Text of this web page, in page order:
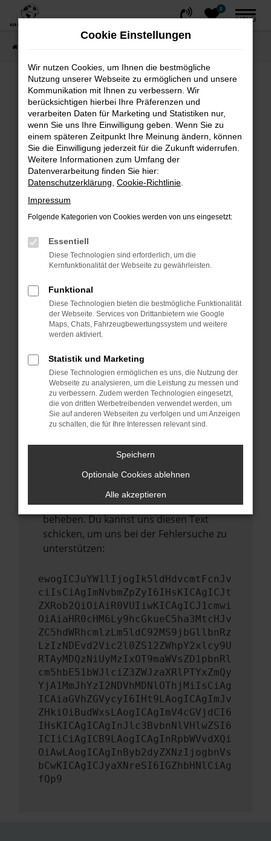
Zum
springen
0
MENÜ
Fehler: Network Error
Beim Laden ist ein Fehler aufgetreten.
Hier sind ein paar Tipps, die dir helfen können:
Überprüfe deine Firewall und deine
Internetverbindung.
Laden andere Webseiten, zum Beispiel
Prüfe deine Browsererweiterungen.
können das Laden bestimmter Seiten
verhindern. Funktioniert die Seite in einem
anderen Browser oder in einem privaten
Fenster?
Starte dein Gerät neu.
Das kann manchmal helfen,
vorübergehende Probleme zu beheben.
Stelle sicher, dass dein Browser und dein
Betriebssystem auf dem neuesten Stand
sind.
Veraltete Software birgt nicht nur ein
Sicherheitsrisiko, sondern kann auch dazu
führen, dass bestimmte Funktionen nicht
mehr unterstützt werden.
Wende dich an den Webseitenbetreiber.
Wenn du alle oben genannten Schritte
versucht hast, kontaktiere uns bitte. Wir
werden versuchen, das Problem zu
beheben. Du kannst uns diesen Text
schicken, um uns bei der Fehlersuche zu
unterstützen:
ewogICJuYW1lIjogIk5ldHdvcmtFcnJv
ciIsCiAgImNvbmZpZyI6IHsKICAgICJt
ZXRob2QiOiAiR0VUIiwKICAgICJ1cmwi
OiAiaHR0cHM6Ly9hcGkueC5ha3MtcHJv
ZC5hdWRhcmlzLm5ldC92MS9jbGllbnRz
LzIzNDEvd2Vic2l0ZS12ZWhpY2xlcy9U
RTAyMDQzNiUyMzIxOT9maWVsZD1pbnRl
cm5hbE51bWJlciZ3ZWJzaXRlPTYxZmQy
YjA1MmJhYzI2NDVhMDNlOThjMiIsCiAg
ICAiaGVhZGVycyI6IHt9LAogICAgImJv
ZHkiOiBudWxsLAogICAgImV4cGVjdCI6
IHsKICAgICAgInJlc3BvbnNlVHlwZSI6
ICIiCiAgICB9LAogICAgInRpbWVvdXQi
OiAwLAogICAgInByb2dyZXNzIjogbnVs
bCwKICAgICJyaXNreSI6IGZhbHNlCiAg
fQp9
Cookie Einstellungen
Wir nutzen Cookies, um Ihnen die bestmögliche
Nutzung unserer Webseite zu ermöglichen und unsere
Kommunikation mit Ihnen zu verbessern. Wir
berücksichtigen hierbei Ihre Präferenzen und
verarbeiten Daten für Marketing und Statistiken nur,
wenn Sie uns Ihre Einwilligung geben. Wenn Sie zu
einem späteren Zeitpunkt Ihre Meinung ändern, können
Sie die Einwilligung jederzeit für die Zukunft widerrufen.
Weitere Informationen zum Umfang der
Datenverarbeitung finden Sie hier:
Datenschutzerklärung Cookie-Richtlinie
Impressum
Folgende Kategorien von Cookies werden von uns eingesetzt:
Essentiell
Diese Technologien sind erforderlich, um die
Kernfunktionalität der Webseite zu gewährleisten.
Funktional
Diese Technologien bieten die bestmögliche Funktionalität
der Webseite. Services von Drittanbietern wie Google
Maps, Chats, Fahrzeugbewertungssystem und weitere
werden aktiviert.
Statistik und Marketing
Diese Technologien ermöglichen es uns, die Nutzung der
Webseite zu analysieren, um die Leistung zu messen und
zu verbessern. Zudem werden Technologien eingesetzt,
die von dritten Werbetreibenden verwendet werden, um
Sie auf anderen Webseiten zu verfolgen und um Anzeigen
zu schalten, die für Ihre Interessen relevant sind.
Speichern
Optionale Cookies ablehnen
Alle akzeptieren